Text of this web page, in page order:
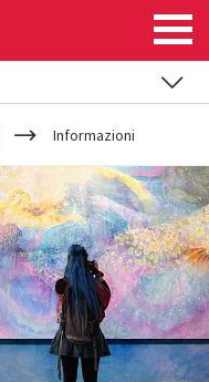
Informazioni